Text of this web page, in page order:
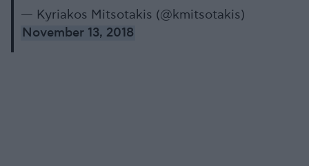
— Kyriakos Mitsotakis (@kmitsotakis)
November 13, 2018